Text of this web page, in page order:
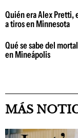
Quién era Alex Pretti,
a tiros en Minnesota
Qué se sabe del
en Mineápolis
MÁS